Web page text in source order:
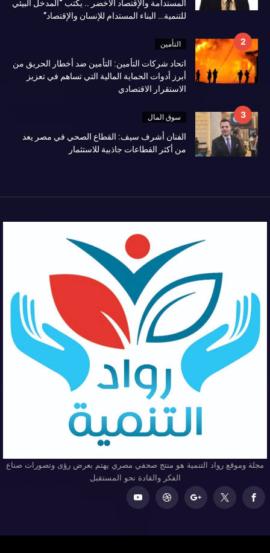
المستدامة والإقتصاد الأخضر .. يكتب “المدخل البيئي
للتنمية… البناء المستدام للإنسان والإقتصاد”
التأمين
اتحاد شركات التأمين: التأمين ضد أخطار الحريق من
أبرز أدوات الحماية المالية التي تساهم في تعزيز
الاستقرار الاقتصادي
سوق المال
الفنان أشرف سيف: القطاع الصحي في مصر يعد
من أكثر القطاعات جاذبية للاستثمار
مجلة وموقع رواد التنمية هو منتج صحفي مصري يهتم بعرض رؤى وتصورات صناع
الفكر والقادة نحو المستقبل